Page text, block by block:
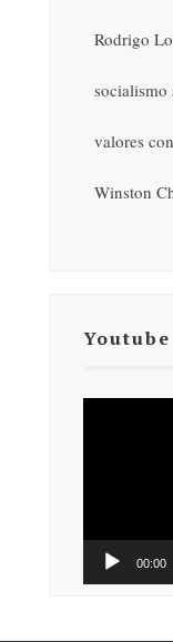
Rodrigo
valores
Winston
00:00